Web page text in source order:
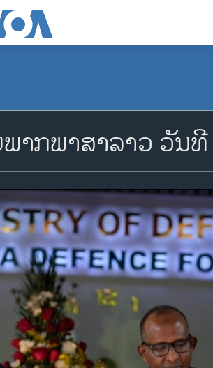
ກພາສາລາວ ວັນທີ